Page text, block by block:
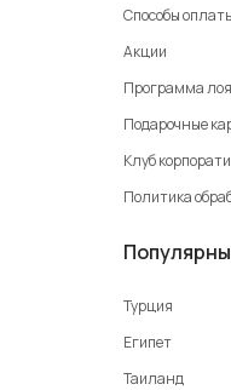
Способы
Акции
Программа
Подарочные
Клуб
Политика
Турция
Египет
Таиланд